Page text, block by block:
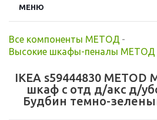
МЕНЮ
Все компоненты МЕТОД -
Высокие шкафы-пеналы МЕТОД
IKEA s59444830
шкаф с отд д/акс д/
Будбин темно-